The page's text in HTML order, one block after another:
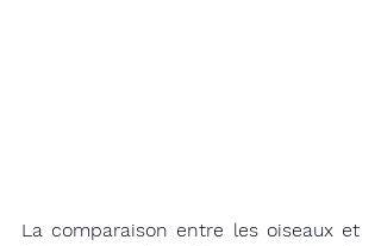
La comparaison entre les oiseaux et